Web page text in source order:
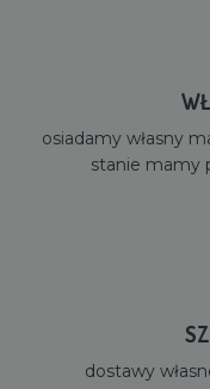
osiadamy własny
stanie mamy
dostawy